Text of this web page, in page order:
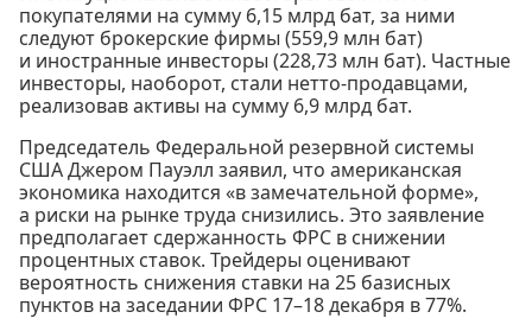
покупателями на сумму 6,15 млрд бат, за ними
следуют брокерские фирмы (559,9 млн бат)
и иностранные инвесторы (228,73 млн бат). Частные
инвесторы, наоборот, стали нетто-продавцами,
реализовав активы на сумму 6,9 млрд бат.
Председатель Федеральной резервной системы
США Джером Пауэлл заявил, что американская
экономика находится «в замечательной форме»,
а риски на рынке труда снизились. Это заявление
предполагает сдержанность ФРС в снижении
процентных ставок. Трейдеры оценивают
вероятность снижения ставки на 25 базисных
пунктов на заседании ФРС 17–18 декабря в 77%.